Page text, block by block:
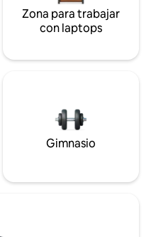
Zona para trabajar
con laptops
Gimnasio